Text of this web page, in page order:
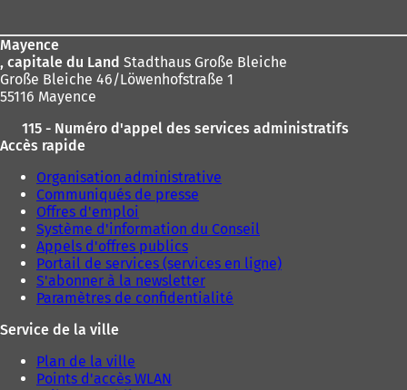
Mayence
, capitale du Land Stadthaus Große Bleiche
Große Bleiche 46/Löwenhofstraße 1
55116 Mayence
115 - Numéro d'appel des services administratifs
Accès rapide
Organisation administrative
Communiqués de presse
Offres d'emploi
Système d'information du Conseil
Appels d'offres publics
Portail de services (services en ligne)
S'abonner à la newsletter
Paramètres de confidentialité
Service de la ville
Plan de la ville
Points d'accès WLAN